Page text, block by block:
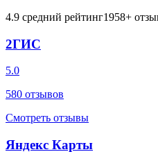
4.9 средний рейтинг1958+
2ГИС
5.0
580 отзывов
Смотреть отзывы
Яндекс Карты